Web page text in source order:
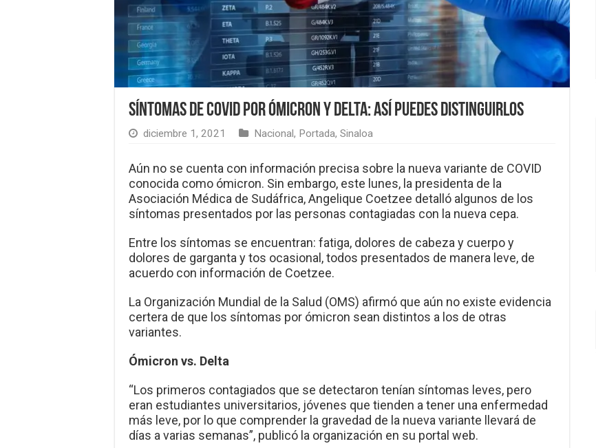
Síntomas de COVID por ómicron y delta: así puedes distinguirlos
diciembre 1, 2021 Nacional, Portada, Sinaloa
Aún no se cuenta con información precisa sobre la nueva variante de COVID
conocida como ómicron. Sin embargo, este lunes, la presidenta de la
Asociación Médica de Sudáfrica, Angelique Coetzee detalló algunos de los
síntomas presentados por las personas contagiadas con la nueva cepa.
Entre los síntomas se encuentran: fatiga, dolores de cabeza y cuerpo y
dolores de garganta y tos ocasional, todos presentados de manera leve, de
acuerdo con información de Coetzee.
La Organización Mundial de la Salud (OMS) afirmó que aún no existe evidencia
certera de que los síntomas por ómicron sean distintos a los de otras
variantes.
Ómicron vs. Delta
“Los primeros contagiados que se detectaron tenían síntomas leves, pero
eran estudiantes universitarios, jóvenes que tienden a tener una enfermedad
más leve, por lo que comprender la gravedad de la nueva variante llevará de
días a varias semanas”, publicó la organización en su portal web.